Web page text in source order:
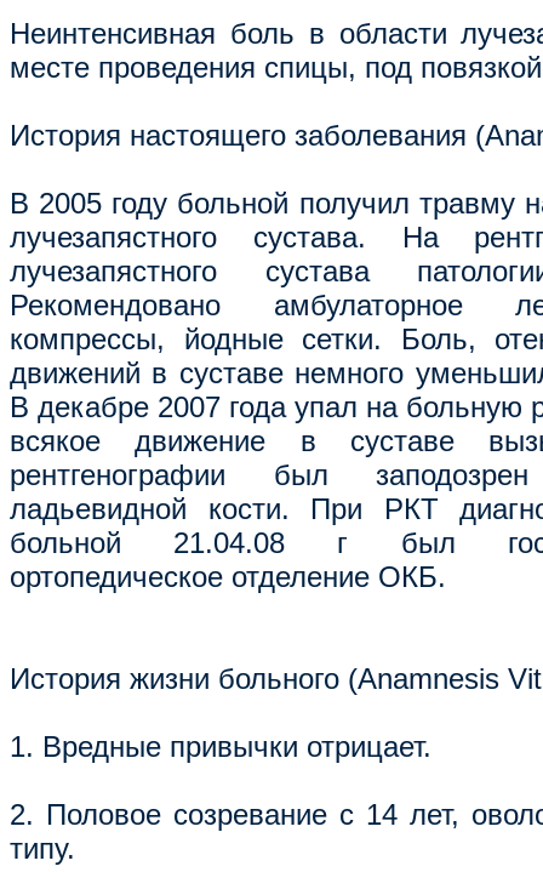
Неинтенсивная боль в области
месте проведения спицы, под
История настоящего заболевания
В 2005 году больной получил травму
лучезапястного сустава. На
лучезапястного сустава
Рекомендовано амбулаторное
компрессы, йодные сетки. Боль,
движений в суставе немного
В декабре 2007 года упал на больную
всякое движение в суставе
рентгенографии был
ладьевидной кости. При РКТ
больной 21.04.08 г был
ортопедическое отделение ОКБ.
История жизни больного (Anamnesis
1. Вредные привычки отрицает.
2. Половое созревание с 14 лет,
типу.